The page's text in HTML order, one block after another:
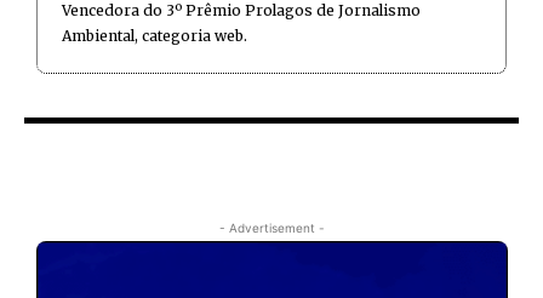
Vencedora do 3º Prêmio Prolagos de Jornalismo
Ambiental, categoria web.
- Advertisement -